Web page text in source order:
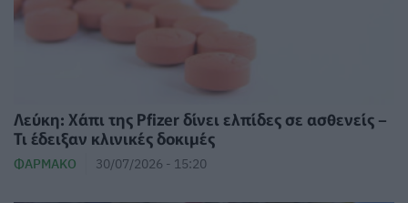
Λεύκη: Χάπι της Pfizer δίνει ελπίδες σε ασθενείς –
Τι έδειξαν κλινικές δοκιμές
ΦΆΡΜΑΚΟ 30/07/2026 - 15:20